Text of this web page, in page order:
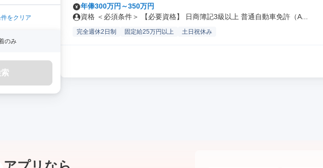
をクリア
のみ
年俸300万円～350万円
資格 ＜必須条件＞ 【必要資格】 日商簿記3級以上 普通自動車免許（A...
完全週休2日制 固定給25万円以上 土日祝休み